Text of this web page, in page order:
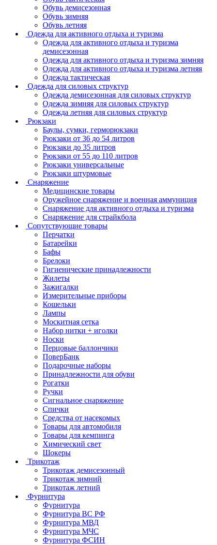
Обувь демисезонная
Обувь зимняя
Обувь летняя
Одежда для активного отдыха и туризма
Одежда для активного отдыха и туризма
демисезонная
Одежда для активного отдыха и туризма зимняя
Одежда для активного отдыха и туризма летняя
Одежда тактическая
Одежда для силовых структур
Одежда демисезонная для силовых структур
Одежда зимняя для силовых структур
Одежда летняя для силовых структур
Рюкзаки
Баулы, сумки, герморюкзаки
Рюкзаки от 36 до 54 литров
Рюкзаки до 35 литров
Рюкзаки от 55 до 110 литров
Рюкзаки универсальные
Рюкзаки штурмовые
Снаряжение
Медицинские товары
Оружейное снаряжение и военная аммуниция
Снаряжение для активного отдыха и туризма
Снаряжение для страйкбола
Сопутствующие товары
Перчатки
Батарейки
Бафы
Брелоки
Гигиенические принадлежности
Жилеты
Зажигалки
Измерительные приборы
Кошельки
Лампы
Москитная сетка
Набор нитки + иголки
Носки
Перцовые баллончики
ПоверБанк
Подарочные наборы
Принадлежности для обуви
Рогатки
Ручки
Сигнальное снаряжение
Спички
Средства от насекомых
Товары для автомобиля
Товары для кемпинга
Химический свет
Шокеры
Трикотаж
Трикотаж демисезонный
Трикотаж зимний
Трикотаж летний
Фурнитура
Фурнитура
Фурнитура ВС РФ
Фурнитура МВД
Фурнитура МЧС
Фурнитура ФСИН